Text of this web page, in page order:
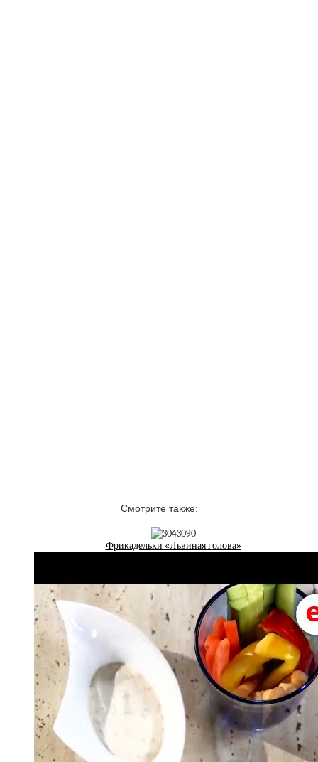
Смотрите также:
Фрикадельки «Львиная голова»